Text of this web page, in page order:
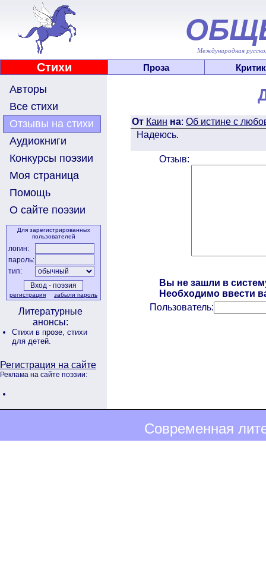
Международная
Стихи Проза
Авторы
Все стихи
Отзывы на стихи
Аудиокниги
Конкурсы поэзии
Моя страница
Помощь
О сайте поэзии
Для зарегистрированных
пользователей
логин:
пароль:
тип:
регистрация забыли пароль
Литературные
анонсы:
Стихи в прозе, стихи
для детей.
Регистрация на сайте
Реклама на сайте поэзии:
От Каин на: Об истине с
Надеюсь.
Отзыв:
Вы не зашли в
Необходимо ввести
Пользователь:
Современная